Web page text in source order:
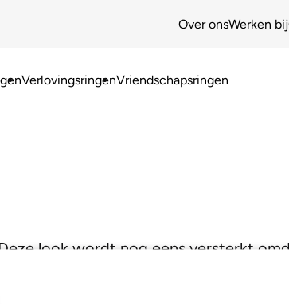
Over onsWerken bij
VerlovingsringenVriendschapsringen
look wordt nog eens versterkt
je een waar juweeltje!